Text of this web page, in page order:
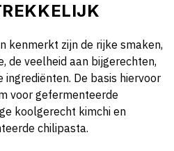
kenmerkt zijn de rijke smaken,
de veelheid aan bijgerechten,
ingrediënten. De basis hiervoor
voor gefermenteerde
koolgerecht kimchi en
chilipasta.